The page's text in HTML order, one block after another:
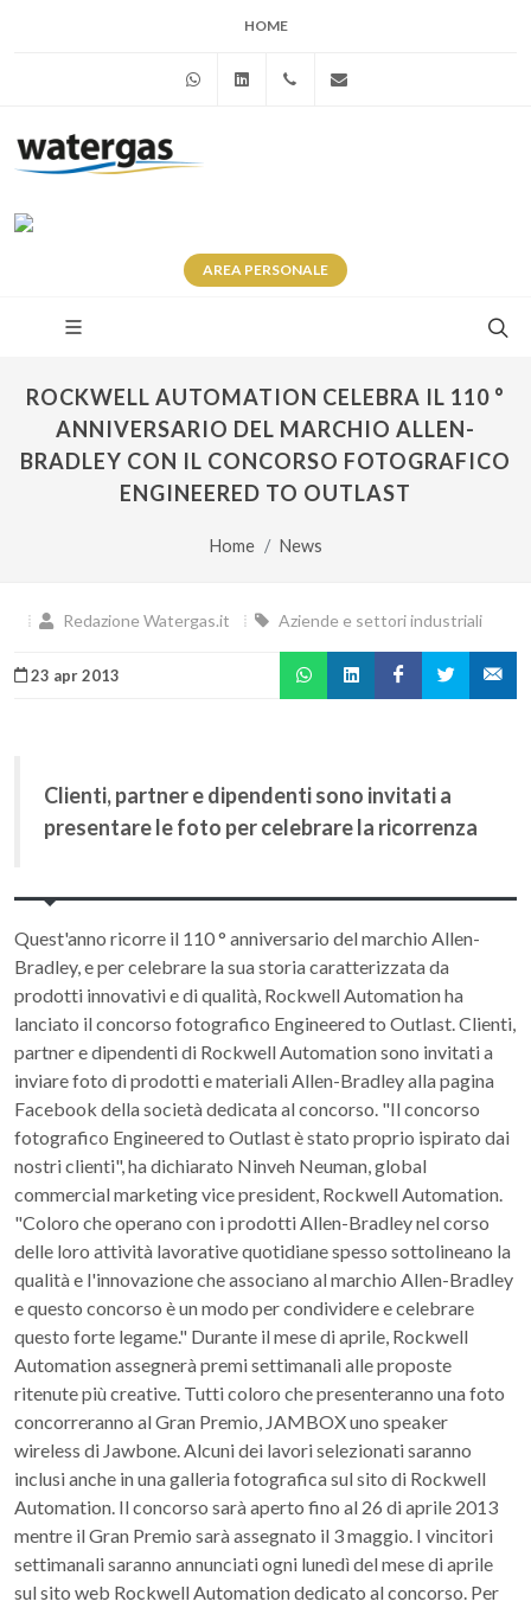
HOME
WhatsAppLinkedin+39 345 281 0246
AREA PERSONALE
ROCKWELL AUTOMATION CELEBRA IL 110 °
ANNIVERSARIO DEL MARCHIO ALLEN-
BRADLEY CON IL CONCORSO FOTOGRAFICO
ENGINEERED TO OUTLAST
Home News
Redazione Watergas.it Aziende e settori industriali
23 apr 2013
Clienti, partner e dipendenti sono invitati a
presentare le foto per celebrare la ricorrenza
Quest'anno ricorre il 110 ° anniversario del marchio Allen-
Bradley, e per celebrare la sua storia caratterizzata da
prodotti innovativi e di qualità, Rockwell Automation ha
lanciato il concorso fotografico Engineered to Outlast. Clienti,
partner e dipendenti di Rockwell Automation sono invitati a
inviare foto di prodotti e materiali Allen-Bradley alla pagina
Facebook della società dedicata al concorso. "Il concorso
fotografico Engineered to Outlast è stato proprio ispirato dai
nostri clienti", ha dichiarato Ninveh Neuman, global
commercial marketing vice president, Rockwell Automation.
"Coloro che operano con i prodotti Allen-Bradley nel corso
delle loro attività lavorative quotidiane spesso sottolineano la
qualità e l'innovazione che associano al marchio Allen-Bradley
e questo concorso è un modo per condividere e celebrare
questo forte legame." Durante il mese di aprile, Rockwell
Automation assegnerà premi settimanali alle proposte
ritenute più creative. Tutti coloro che presenteranno una foto
concorreranno al Gran Premio, JAMBOX uno speaker
wireless di Jawbone. Alcuni dei lavori selezionati saranno
inclusi anche in una galleria fotografica sul sito di Rockwell
Automation. Il concorso sarà aperto fino al 26 di aprile 2013
mentre il Gran Premio sarà assegnato il 3 maggio. I vincitori
settimanali saranno annunciati ogni lunedì del mese di aprile
sul sito web Rockwell Automation dedicato al concorso. Per